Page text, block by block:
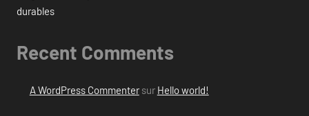
durables
Recent Comments
A WordPress Commentersur Hello world!